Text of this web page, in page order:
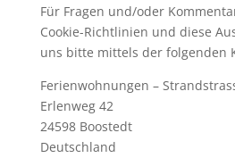
Für Fragen und/oder
Cookie-Richtlinien und diese
uns bitte mittels der folgenden
Ferienwohnungen –
Erlenweg 42
24598 Boostedt
Deutschland